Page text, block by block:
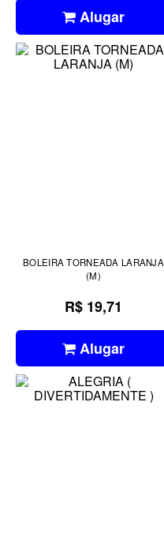
Alugar
BOLEIRA TORNEADA LARANJA
(M)
R$ 19,71
Alugar